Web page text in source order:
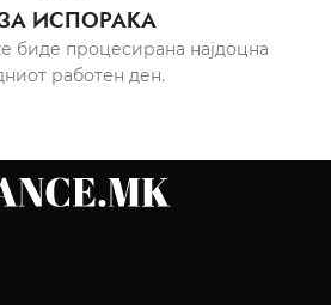
ИСПОРАКА
биде процесирана најдоцна
работен ден.